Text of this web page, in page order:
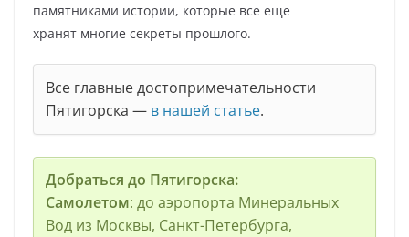
памятниками истории, которые все еще
хранят многие секреты прошлого.
Все главные достопримечательности
Пятигорска — в нашей статье.
Добраться до Пятигорска:
Самолетом: до аэропорта Минеральных
Вод из Москвы, Санкт-Петербурга,